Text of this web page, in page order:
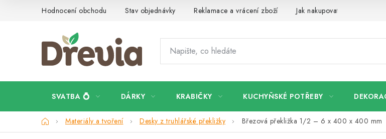
Hodnocení obchodu Stav objednávky Reklamace a vrácení zboží Jak nakupovat
SVATBA 💍 DÁRKY KRABIČKY KUCHYŇSKÉ POTŘEBY
DomůMateriály a tvoření Desky z truhlářské překližky Březová překližka 1/2 – 6 x 400 x 400 mm